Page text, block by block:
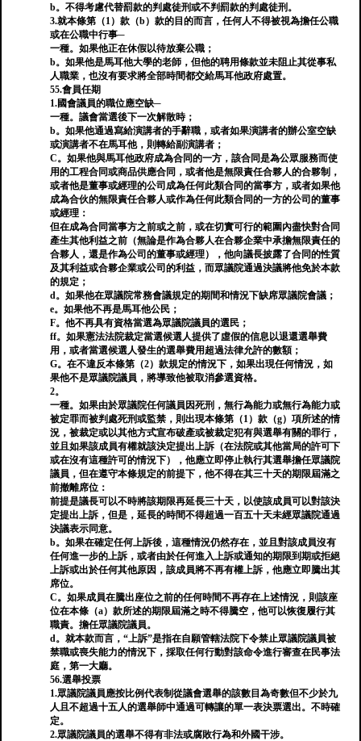
b。不得考慮代替罰款的判處徒刑或不判罰款的判處徒刑。
3.就本條第（1）款（b）款的目的而言，任何人不得被視為擔任公職
或在公職中行事─
一種。如果他正在休假以待放棄公職；
b。如果他是馬耳他大學的老師，但他的聘用條款並未阻止其從事私
人職業，也沒有要求將全部時間都交給馬耳他政府處置。
55.會員任期
1.國會議員的職位應空缺─
一種。議會當選後下一次解散時；
b。如果他通過寫給演講者的手辭職，或者如果演講者的辦公室空缺
或演講者不在馬耳他，則轉給副演講者；
C。如果他與馬耳他政府成為合同的一方，該合同是為公眾服務而使
用的工程合同或商品供應合同，或者他是無限責任合夥人的合夥制，
或者他是董事或經理的公司成為任何此類合同的當事方，或者如果他
成為合伙的無限責任合夥人或作為任何此類合同的一方的公司的董事
或經理：
但在成為合同當事方之前或之前，或在切實可行的範圍內盡快對合同
產生其他利益之前（無論是作為合夥人在合夥企業中承擔無限責任的
合夥人，還是作為公司的董事或經理），他向議長披露了合同的性質
及其利益或合夥企業或公司的利益，而眾議院通過決議將他免於本款
的規定；
d。如果他在眾議院常務會議規定的期間和情況下缺席眾議院會議；
e。如果他不再是馬耳他公民；
F。他不再具有資格當選為眾議院議員的選民；
ff。如果憲法法院裁定當選候選人提供了虛假的信息以退還選舉費
用，或者當選候選人發生的選舉費用超過法律允許的數額；
G。在不違反本條第（2）款規定的情況下，如果出現任何情況，如
果他不是眾議院議員，將導致他被取消參選資格。
2。
一種。如果由於眾議院任何議員因死刑，無行為能力或無行為能力或
被定罪而被判處死刑或監禁，則出現本條第（1）款（g）項所述的情
況，被裁定或以其他方式宣布破產或被裁定犯有與選舉有關的罪行，
並且如果該成員有權就該決定提出上訴（在法院或其他當局的許可下
或在沒有這種許可的情況下），他應立即停止執行其選舉擔任眾議院
議員，但在遵守本條規定的前提下，他不得在其三十天的期限屆滿之
前撤離席位：
前提是議長可以不時將該期限再延長三十天，以使該成員可以對該決
定提出上訴，但是，延長的時間不得超過一百五十天未經眾議院通過
決議表示同意。
b。如果在確定任何上訴後，這種情況仍然存在，並且對該成員沒有
任何進一步的上訴，或者由於任何進入上訴或通知的期限到期或拒絕
上訴或出於任何其他原因，該成員將不再有權上訴，他應立即騰出其
席位。
C。如果成員在騰出座位之前的任何時間不再存在上述情況，則該座
位在本條（a）款所述的期限屆滿之時不得騰空，他可以恢復履行其
職責。擔任眾議院議員。
d。就本款而言，“上訴”是指在自願管轄法院下令禁止眾議院議員被
禁職或喪失能力的情況下，採取任何行動對該命令進行審查在民事法
庭，第一大廳。
56.選舉投票
1.眾議院議員應按比例代表制從議會選舉的該數目為奇數但不少於九
人且不超過十五人的選舉師中通過可轉讓的單一表決票選出。不時確
定。
2.眾議院議員的選舉不得有非法或腐敗行為和外國干涉。